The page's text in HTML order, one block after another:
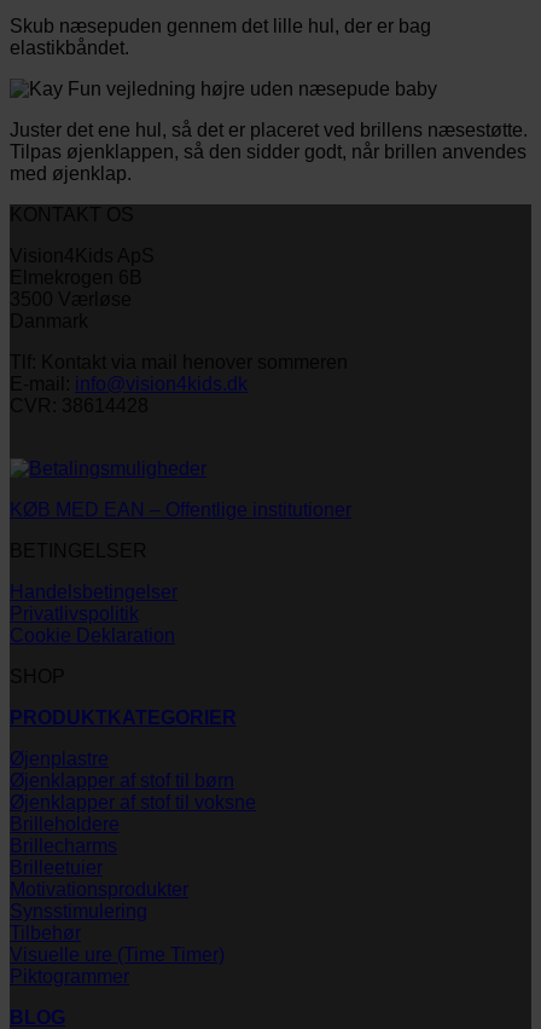
Skub næsepuden gennem det lille hul, der er bag
elastikbåndet.
Juster det ene hul, så det er placeret ved brillens næsestøtte.
Tilpas øjenklappen, så den sidder godt, når brillen anvendes
med øjenklap.
info@vision4kids.dk
KØB MED EAN – Offentlige institutioner
Handelsbetingelser
Privatlivspolitik
Cookie Deklaration
PRODUKTKATEGORIER
Øjenplastre
Øjenklapper af stof til børn
Øjenklapper af stof til voksne
Brilleholdere
Brillecharms
Brilleetuier
Motivationsprodukter
Synsstimulering
Tilbehør
Visuelle ure (Time Timer)
Piktogrammer
BLOG